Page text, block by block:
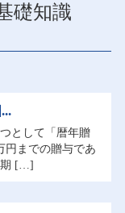
礎知識
として「暦年贈
円までの贈与であ
期 […]